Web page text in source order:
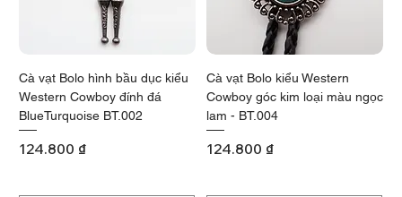
Cà vạt Bolo hình bầu dục kiểu
Western Cowboy đính đá
BlueTurquoise BT.002
Giá
124.800 ₫
Cà vạt Bolo kiểu Western
Cowboy góc kim loại màu ngọc
lam - BT.004
Giá
124.800 ₫